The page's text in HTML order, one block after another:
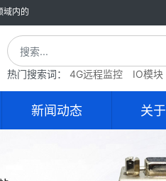
域内的
热门搜索词： 4G远程监控 IO模块
新闻动态 关